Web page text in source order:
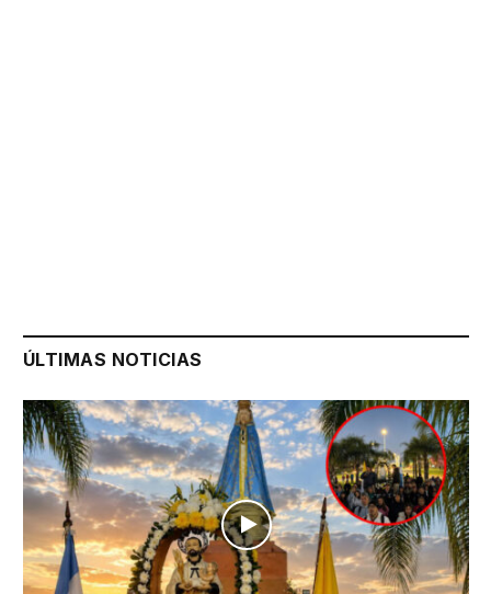
ÚLTIMAS NOTICIAS